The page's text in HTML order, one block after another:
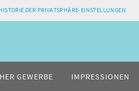
DER PRIVATSPHÄRE-EINSTELLUNGEN
GEWERBE IMPRESSIONEN